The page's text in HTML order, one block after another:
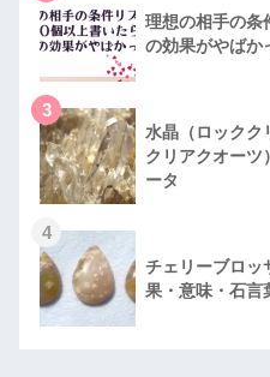
理想の相手の条
の効果がやばか
3
水晶（ロックク
クリアクオーツ
ータ
4
チェリーブロッ
果・意味・石言